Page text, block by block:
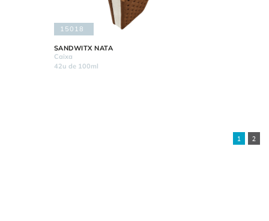
15018
SANDWITX NATA
Caixa
42u de 100ml
1 2